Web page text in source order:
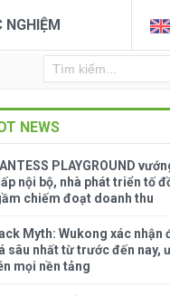
NGHIỆM
NEWS
PLAYGROUND
nội bộ, nhà phát triển tố
chiếm đoạt doanh thu
Myth: Wukong xác nhận
sâu nhất từ trước đến nay,
mọi nền tảng